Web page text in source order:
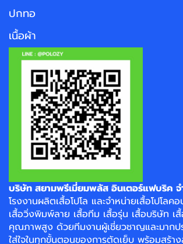
ปกทอ
เนื้อผ้า
บริษัท สยามพรีเมี่ยมพลัส อินเตอร์แฟบริค
โรงงานผลิตเสื้อโปโล และจำหน่ายเสื้อโปโลค
เสื้อวิ่งพิมพ์ลาย เสื้อทีม เสื้อรุ่น เสื้อบริษัท เ
คุณภาพสูง ด้วยทีมงานผู้เชี่ยวชาญและมากป
ใส่ใจในทุกขั้นตอนของการตัดเย็บ พร้อมสร้า